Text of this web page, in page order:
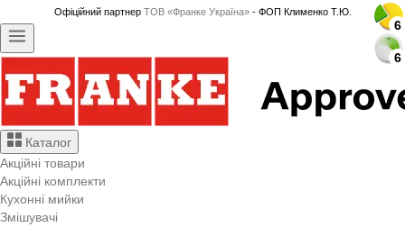
Офіційний партнер ТОВ «Франке Україна»- ФОП Клименко Т.Ю.
Каталог
Акційні товари
Акційні комплекти
Кухонні мийки
Змішувачі
6
6
6
6
6
6
6
6
6
6
6
6
6
6
6
6
6
6
6
6
6
6
6
6